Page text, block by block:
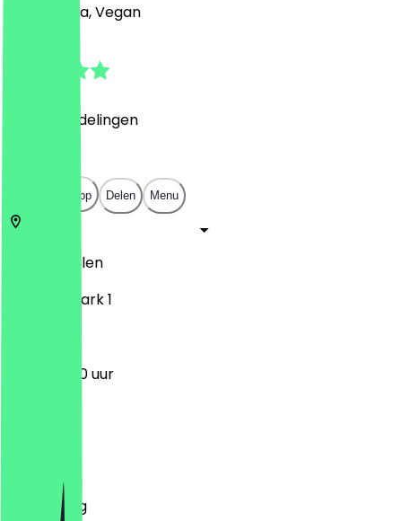
Pizza, Pasta, Vegan
Beoordelingen
Open in app Delen Menu
Keulen
Im Mediapark 1
11:30 - 23:00 uur
Woensdag
Donderdag